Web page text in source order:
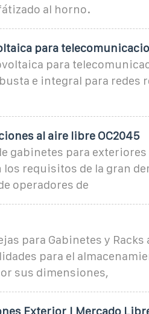
al horno.
para
para
e integral para redes
al aire libre OC2045
gabinetes para
requisitos de la gran
operadores de
para Gabinetes y
para el
sus dimensiones,
Exterior | Mercado